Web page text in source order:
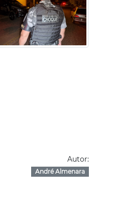
Autor:
André Almenara